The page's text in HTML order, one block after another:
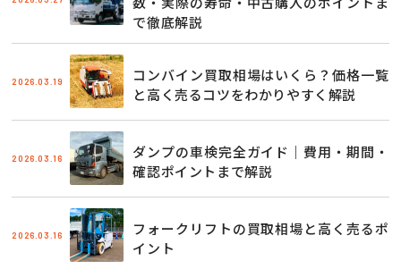
で徹底解説
2026.03.19
コンバイン買取相場はいくら？価格一覧
と高く売るコツをわかりやすく解説
2026.03.16
ダンプの車検完全ガイド｜費用・期間・
確認ポイントまで解説
2026.03.16
フォークリフトの買取相場と高く売るポ
イント